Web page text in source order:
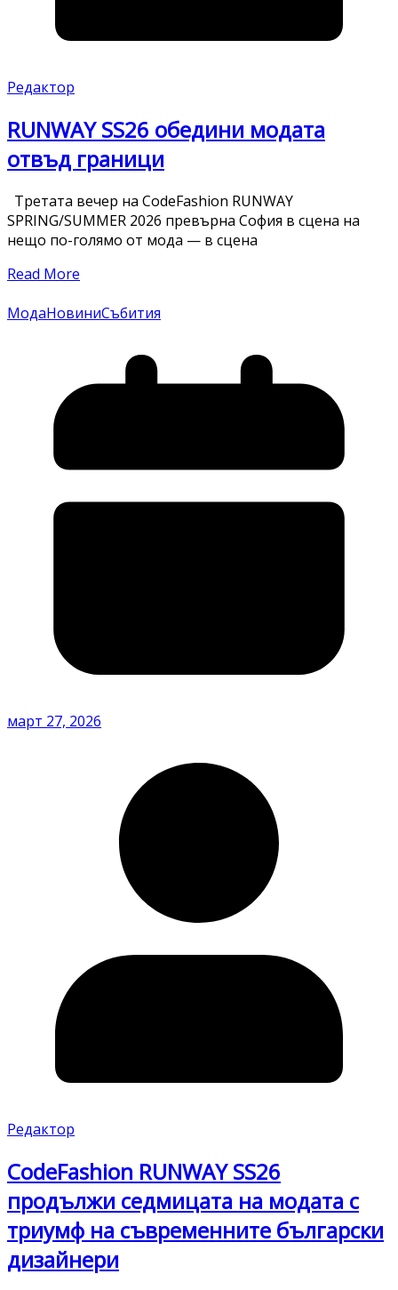
Редактор
RUNWAY SS26 обедини модата
отвъд граници
Третата вечер на CodeFashion RUNWAY
SPRING/SUMMER 2026 превърна София в сцена на
нещо по-голямо от мода — в сцена
Read More
МодаНовиниСъбития
март 27, 2026
Редактор
CodeFashion RUNWAY SS26
продължи седмицата на модата с
триумф на съвременните български
дизайнери